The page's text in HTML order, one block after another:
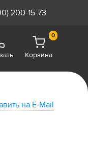
200-15-73
0
Корзина
на E-Mail